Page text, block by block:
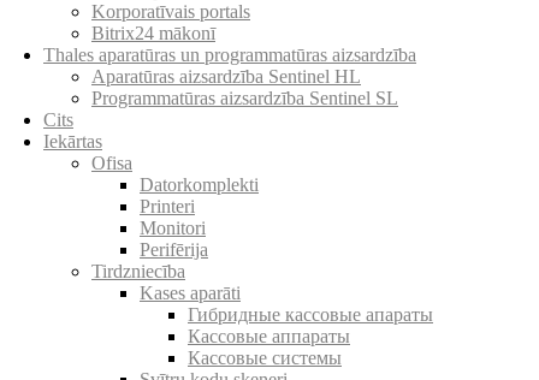
Korporatīvais portals
Bitrix24 mākonī
Thales aparatūras un programmatūras aizsardzība
Aparatūras aizsardzība Sentinel HL
Programmatūras aizsardzība Sentinel SL
Cits
Iekārtas
Ofisa
Datorkomplekti
Printeri
Monitori
Perifērija
Tirdzniecība
Kases aparāti
Гибридные кассовые апараты
Кассовые аппараты
Кассовые системы